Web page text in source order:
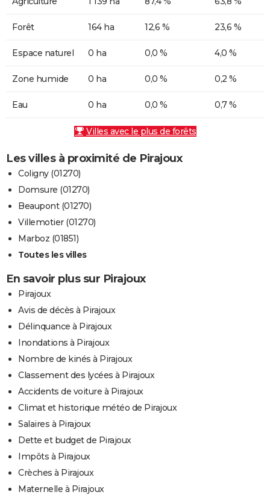
Forêt 164 ha 12,6 % 23,6 %
Espace naturel 0 ha 0,0 % 4,0 %
Zone humide 0 ha 0,0 % 0,2 %
Eau 0 ha 0,0 % 0,7 %
Villes avec le plus de forêts
Les villes à proximité de Pirajoux
Coligny (01270)
Domsure (01270)
Beaupont (01270)
Villemotier (01270)
Marboz (01851)
Toutes les villes
En savoir plus sur Pirajoux
Pirajoux
Avis de décès à Pirajoux
Délinquance à Pirajoux
Inondations à Pirajoux
Nombre de kinés à Pirajoux
Classement des lycées à Pirajoux
Accidents de voiture à Pirajoux
Climat et historique météo de Pirajoux
Salaires à Pirajoux
Dette et budget de Pirajoux
Impôts à Pirajoux
Crèches à Pirajoux
Maternelle à Pirajoux